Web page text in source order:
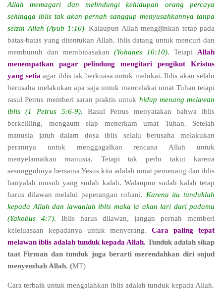
Allah memagari dan melindungi kehidupan orang percaya
sehingga iblis tak akan pernah sanggup menyusahkannya tanpa
seizin Allah (Ayub 1:10). Kalaupun Allah mengijinkan tetap pada
batas-batas yang ditentukan Allah. iblis datang untuk mencuri dan
membunuh dan membinasakan (Yohanes 10:10). Tetapi Allah
menempatkan pagar pelindung mengitari pengikut Kristus
yang setia agar iblis tak berkuasa untuk melukai. Iblis akan selalu
berusaha melakukan apa saja untuk mencelakai umat Tuhan tetapi
rasul Petrus memberi saran praktis untuk hidup menang melawan
iblis (1 Petrus 5:6-9).
Rasul Petrus menyatakan bahwa iblis
berkeliling, mengaum siap menerkam umat Tuhan. Setelah
manusia jatuh dalam dosa iblis selalu berusaha melakukan
perannya untuk menggagalkan rencana Allah untuk
menyelamatkan manusia. Tetapi tak perlu takut karena
sesungguhnya bersama Yesus kita adalah umat pemenang dan iblis
hanyalah musuh yang sudah kalah. Walaupun sudah kalah tetap
harus dilawan melalui peperangan rohani. Karena itu tunduklah
kepada Allah dan lawanlah iblis maka ia akan lari dari padamu
(Yakobus 4:7). Iblis harus dilawan, jangan pernah memberi
keleluasaan kepadanya untuk menyerang. Cara paling tepat
melawan iblis adalah tunduk kepada Allah. Tunduk adalah sikap
taat Firman dan tunduk juga berarti merendahkan diri sujud
menyembah Allah. (MT)
Cara terbaik untuk mengalahkan iblis adalah tunduk kepada Allah.